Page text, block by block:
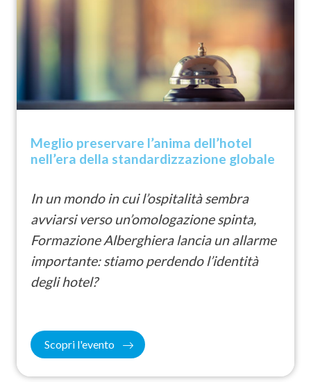
Meglio preservare l’anima dell’hotel
nell’era della standardizzazione globale
In un mondo in cui l’ospitalità sembra
avviarsi verso un’omologazione spinta,
Formazione Alberghiera lancia un allarme
importante:stiamo perdendo l’identità
degli hotel?
Scopri l'evento